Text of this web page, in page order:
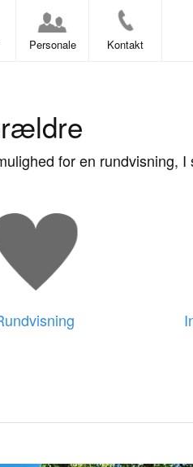
Personale Kontakt
for en rundvisning,